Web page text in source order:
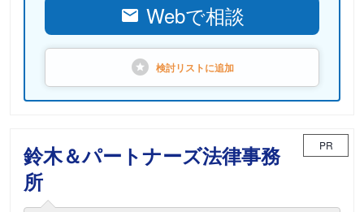
Webで相談
検討リストに追加
鈴木＆パートナーズ法律事務
所
PR